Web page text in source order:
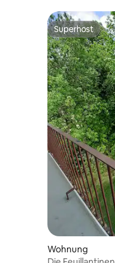
Superhost
Superhost
Wohnung